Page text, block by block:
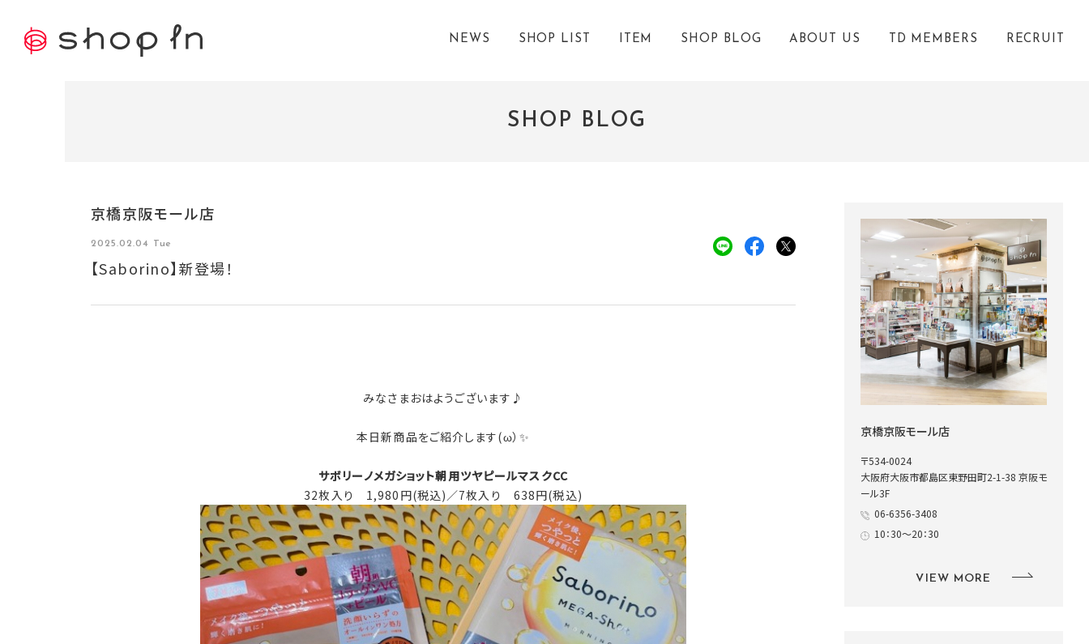
NEWS SHOP LIST ITEM SHOP BLOG ABOUT US TD MEMBERS RECRUIT
SHOP BLOG
京橋京阪モール店
2025.02.04 Tue
【Saborino】新登場！
みなさまおはようございます♪
本日新商品をご紹介します(ω）✨
サボリーノメガショット朝用ツヤピールマスクCC
32枚入り 1,980円(税込)／7枚入り 638円(税込)
京橋京阪モール店
〒534-0024
大阪府大阪市都島区東野田町2-1-38 京阪モ
ール3F
06-6356-3408
10：30～20：30
VIEW MORE